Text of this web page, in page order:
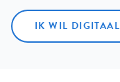
IK WIL DIGITAAL